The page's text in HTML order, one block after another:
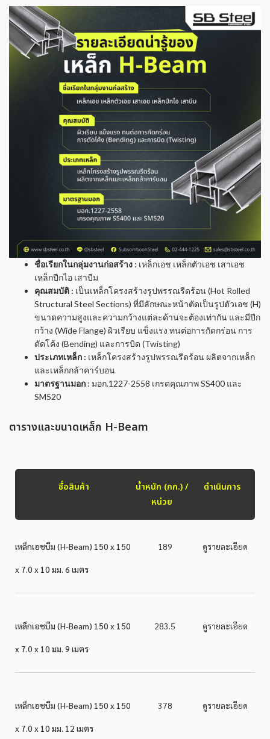
ชื่อเรียกในกลุ่มงานก่อสร้าง : เหล็กเอช เหล็กตัวเอช เสาเอช
เหล็กปีกไอ เสาบีม
คุณสมบัติ : เป็นเหล็กโครงสร้างรูปพรรณรีดร้อน (Hot Rolled
Structural Steel Sections) ที่มีลักษณะหน้าตัดเป็นรูปตัวเอช (H)
ขนาดความสูงและความกว้างแต่ละด้านจะต้องเท่ากัน และมีปีก
กว้าง (Wide Flange) ผิวเรียบ แข็งแรง ทนต่อการกัดกร่อน การ
ตัดโค้ง (Bending) และการบิด (Twisting)
ประเภทเหล็ก : เหล็กโครงสร้างรูปพรรณรีดร้อน ผลิตจากเหล็ก
และเหล็กกล้าคาร์บอน
มาตรฐานมอก : มอก.1227-2558 เกรดคุณภาพ SS400 และ
SM520
ตารางและขนาดเหล็ก H-Beam
ชื่อสินค้า
น้ำหนัก (กก.) /
หน่วย
ดำเนินการ
เหล็กเอชบีม (H-Beam) 150 x 150
x 7.0 x 10 มม. 6 เมตร
189 ดูรายละเอียด
เหล็กเอชบีม (H-Beam) 150 x 150
x 7.0 x 10 มม. 9 เมตร
283.5 ดูรายละเอียด
เหล็กเอชบีม (H-Beam) 150 x 150
x 7.0 x 10 มม. 12 เมตร
378 ดูรายละเอียด